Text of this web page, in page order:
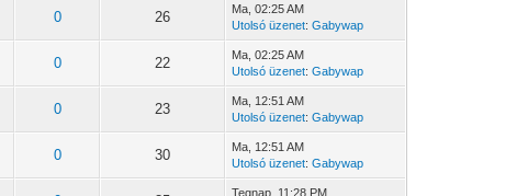
0 26 Ma , 02:25 AM
Utolsó üzenet:Gabywap
0 22 Ma , 02:25 AM
Utolsó üzenet:Gabywap
0 23 Ma , 12:51 AM
Utolsó üzenet:Gabywap
0 30 Ma , 12:51 AM
Utolsó üzenet:Gabywap
Tegnap , 11:28 PM